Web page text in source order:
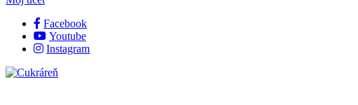
Facebook
Youtube
Instagram